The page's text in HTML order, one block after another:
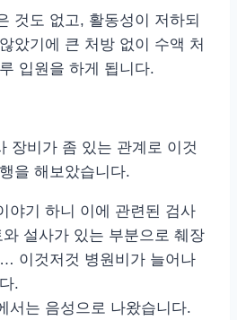
것도 없고, 활동성이 저하되
았기에 큰 처방 없이 수액 처
입원을 하게 됩니다.
장비가 좀 있는 관계로 이것
을 해보았습니다.
야기 하니 이에 관련된 검사
설사가 있는 부분으로 췌장
이것저것 병원비가 늘어나
.
서는 음성으로 나왔습니다.